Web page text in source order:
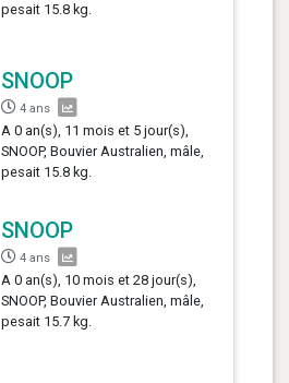
pesait 15.8 kg.
SNOOP
4 ans
A 0 an(s), 11 mois et 5 jour(s),
SNOOP, Bouvier Australien, mâle,
pesait 15.8 kg.
SNOOP
4 ans
A 0 an(s), 10 mois et 28 jour(s),
SNOOP, Bouvier Australien, mâle,
pesait 15.7 kg.